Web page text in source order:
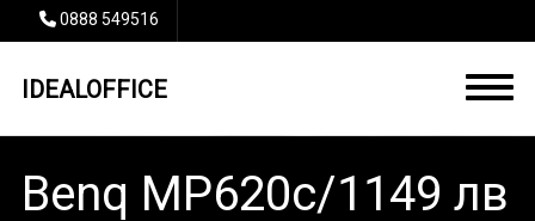
0888 549516
IDEALOFFICE
Benq MP620c/1149 лв